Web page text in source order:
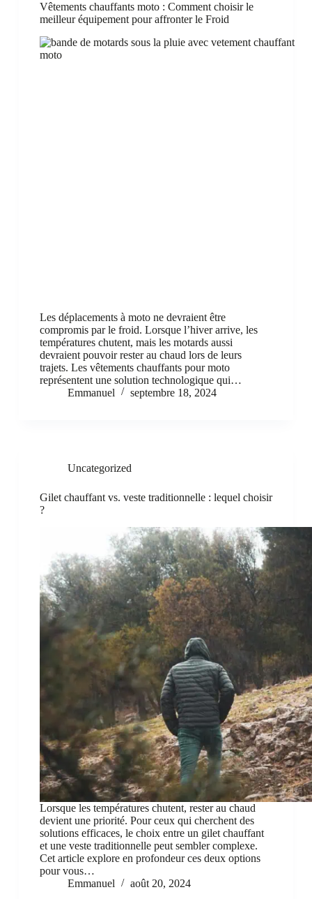
Vêtements chauffants moto : Comment choisir le
meilleur équipement pour affronter le Froid
Les déplacements à moto ne devraient être
compromis par le froid. Lorsque l’hiver arrive, les
températures chutent, mais les motards aussi
devraient pouvoir rester au chaud lors de leurs
trajets. Les vêtements chauffants pour moto
représentent une solution technologique qui…
Emmanuel
septembre 18, 2024
Uncategorized
Gilet chauffant vs. veste traditionnelle : lequel choisir
?
Lorsque les températures chutent, rester au chaud
devient une priorité. Pour ceux qui cherchent des
solutions efficaces, le choix entre un gilet chauffant
et une veste traditionnelle peut sembler complexe.
Cet article explore en profondeur ces deux options
pour vous…
Emmanuel
août 20, 2024